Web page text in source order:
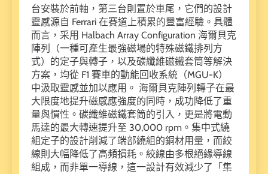
台安裝於前軸，第三台則置於車尾，它們的設計
靈感源自 Ferrari 在賽道上積累的豐富經驗。具體
而言，采用 Halbach Array Configuration 海爾貝克
陣列（一種可產生最強磁場的特殊磁鐵排列方
式）的定子與轉子，以及碳纖維磁鐵套筒等解決
方案，均從 F1 賽車的動能回收系統（MGU-K）
中汲取靈感並加以應用。 海爾貝克陣列轉子在最
大限度地提升磁感應強度的同時，成功降低了重
量與慣性。碳纖維磁鐵套筒的引入，更是將電動
馬達的最大轉速提升至 30,000 rpm。集中式繞
組定子的設計削減了端部繞組的銅材用量，而絞
線則大幅降低了高頻損耗。絞線由多根絕緣導線
組成，而非單一導線，這一設計有效減少了「集